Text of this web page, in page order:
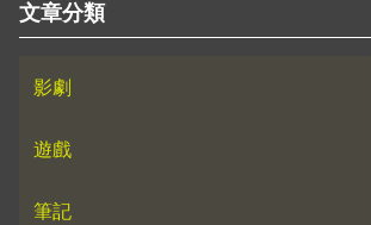
文章分類
影劇
遊戲
筆記